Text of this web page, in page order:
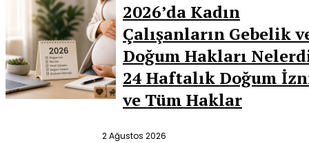
2026’da Kadın
Çalışanların Gebelik
Doğum Hakları
24 Haftalık Doğum
ve Tüm Haklar
2 Ağustos 2026